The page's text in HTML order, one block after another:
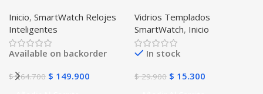
WATCH BLACK™ (PK W34
Iwo 10 12) Compatible
Android y iPhone
Inicio, SmartWatch Relojes
Inteligentes
Available on backorder
$164.700 $ 149.900
Huawei Gt2 46mm
Vidrios Templados
SmartWatch, Inicio
In stock
$29.900 $ 15.300